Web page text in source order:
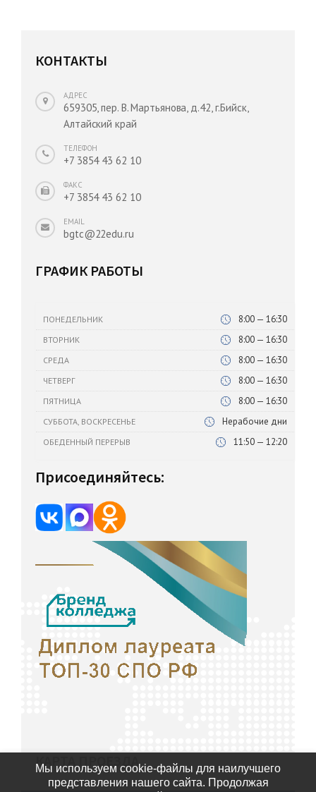
КОНТАКТЫ
АДРЕС
659305, пер. В. Мартьянова, д.42, г.Бийск,
Алтайский край
ТЕЛЕФОН
+7 3854 43 62 10
ФАКС
+7 3854 43 62 10
EMAIL
bgtc@22edu.ru
ГРАФИК РАБОТЫ
ПОНЕДЕЛЬНИК 8:00 — 16:30
ВТОРНИК 8:00 — 16:30
СРЕДА 8:00 — 16:30
ЧЕТВЕРГ 8:00 — 16:30
ПЯТНИЦА 8:00 — 16:30
СУББОТА, ВОСКРЕСЕНЬЕ Нерабочие дни
ОБЕДЕННЫЙ ПЕРЕРЫВ 11:50 — 12:20
Присоединяйтесь:
КАРТА ПРОЕЗДА
Мы используем cookie-файлы для наилучшего
представления нашего сайта. Продолжая